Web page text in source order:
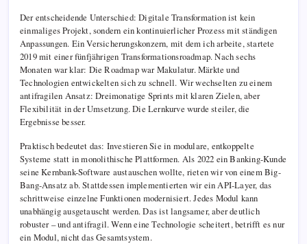
Der entscheidende Unterschied: Digitale Transformation ist kein
einmaliges Projekt, sondern ein kontinuierlicher Prozess mit ständigen
Anpassungen. Ein Versicherungskonzern, mit dem ich arbeite, startete
2019 mit einer fünfjährigen Transformationsroadmap. Nach sechs
Monaten war klar: Die Roadmap war Makulatur. Märkte und
Technologien entwickelten sich zu schnell. Wir wechselten zu einem
antifragilen Ansatz: Dreimonatige Sprints mit klaren Zielen, aber
Flexibilität in der Umsetzung. Die Lernkurve wurde steiler, die
Ergebnisse besser.
Praktisch bedeutet das: Investieren Sie in modulare, entkoppelte
Systeme statt in monolithische Plattformen. Als 2022 ein Banking-Kunde
seine Kernbank-Software austauschen wollte, rieten wir von einem Big-
Bang-Ansatz ab. Stattdessen implementierten wir ein API-Layer, das
schrittweise einzelne Funktionen modernisiert. Jedes Modul kann
unabhängig ausgetauscht werden. Das ist langsamer, aber deutlich
robuster – und antifragil. Wenn eine Technologie scheitert, betrifft es nur
ein Modul, nicht das Gesamtsystem.